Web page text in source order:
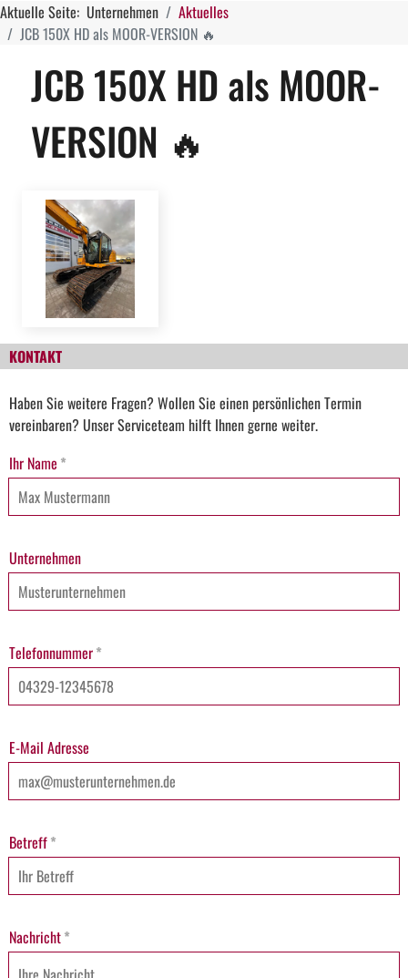
Aktuelle Seite: Unternehmen
Aktuelles
JCB 150X HD als MOOR-VERSION 🔥
JCB 150X HD als MOOR-
VERSION 🔥
KONTAKT
Haben Sie weitere Fragen? Wollen Sie einen persönlichen Termin
vereinbaren? Unser Serviceteam hilft Ihnen gerne weiter.
Ihr Name *
Unternehmen
Telefonnummer*
E-Mail Adresse
Betreff*
Nachricht*